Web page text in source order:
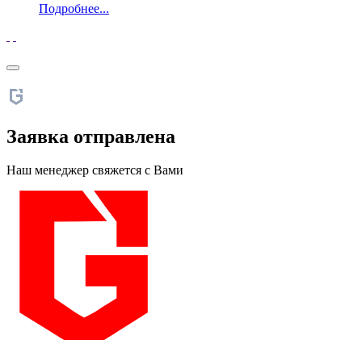
Подробнее...
Заявка отправлена
Наш менеджер свяжется с Вами